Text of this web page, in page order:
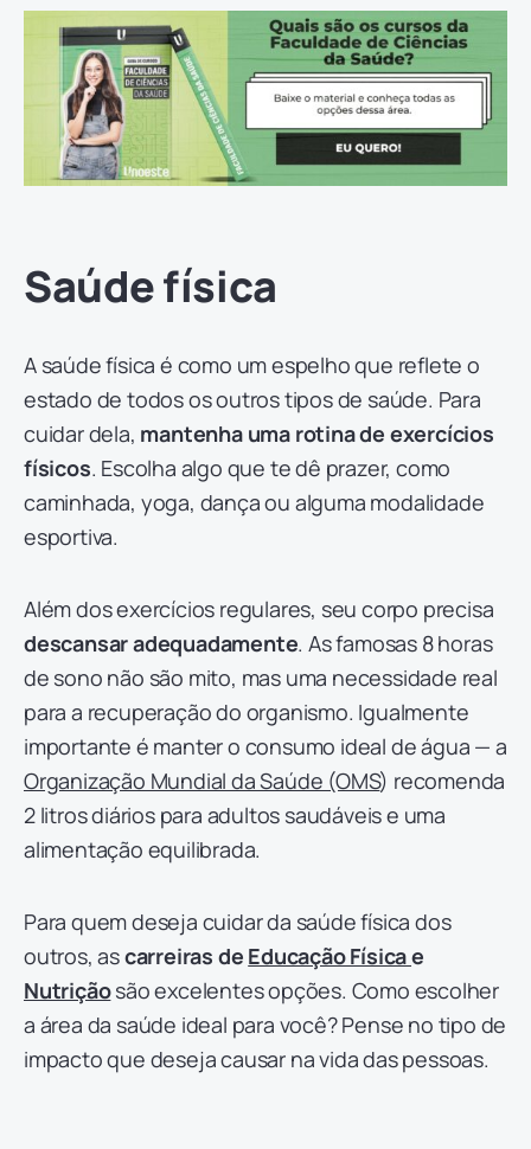
Saúde física
A saúde física é como um espelho que reflete o
estado de todos os outros tipos de saúde. Para
cuidar dela, mantenha uma rotina de exercícios
físicos. Escolha algo que te dê prazer, como
caminhada, yoga, dança ou alguma modalidade
esportiva.
Além dos exercícios regulares, seu corpo precisa
descansar adequadamente. As famosas 8 horas
de sono não são mito, mas uma necessidade real
para a recuperação do organismo. Igualmente
importante é manter o consumo ideal de água — a
Organização Mundial da Saúde (OMS) recomenda
2 litros diários para adultos saudáveis e uma
alimentação equilibrada.
Para quem deseja cuidar da saúde física dos
outros, ascarreiras de Educação Físicae
Nutriçãosão excelentes opções. Como escolher
a área da saúde ideal para você? Pense no tipo de
impacto que deseja causar na vida das pessoas.